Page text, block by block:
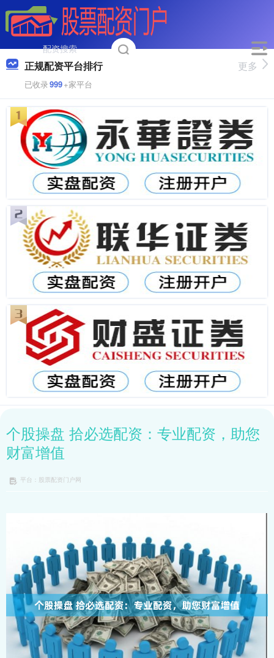
正规配资平台排行
已收录999+家平台
更多
个股操盘 拾必选配资：专业配资，助您
财富增值
平台：股票配资门户网